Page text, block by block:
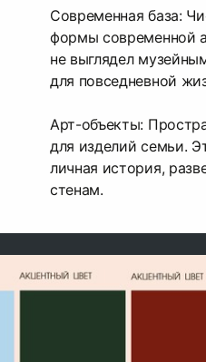
Современная база:
формы современной
не выглядел
для повседневной
Арт-объекты:
для изделий семьи.
личная история,
стенам.